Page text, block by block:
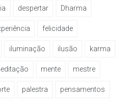
despertar Dharma
felicidade
iluminação ilusão karma
mente mestre
palestra pensamentos